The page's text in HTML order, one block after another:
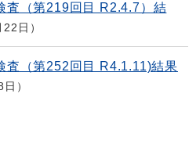
査（第219回目 R2.4.7）結
22日
査（第252回目 R4.1.11)結果
日